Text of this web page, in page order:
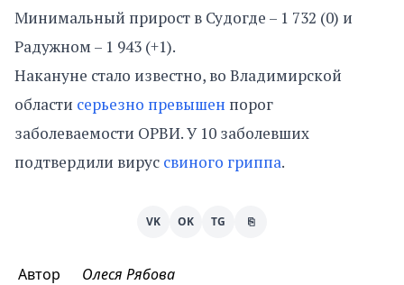
Минимальный прирост в Судогде – 1 732 (0) и
Радужном – 1 943 (+1).
Накануне стало известно, во Владимирской
области серьезно превышен порог
заболеваемости ОРВИ. У 10 заболевших
подтвердили вирус свиного гриппа.
VK OK TG ⎘
Автор Олеся Рябова